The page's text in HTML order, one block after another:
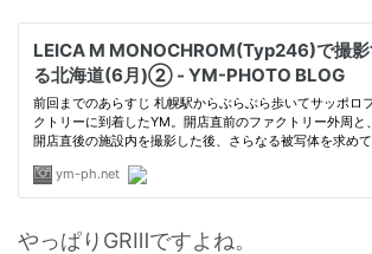
やっぱりGRⅢですよね。